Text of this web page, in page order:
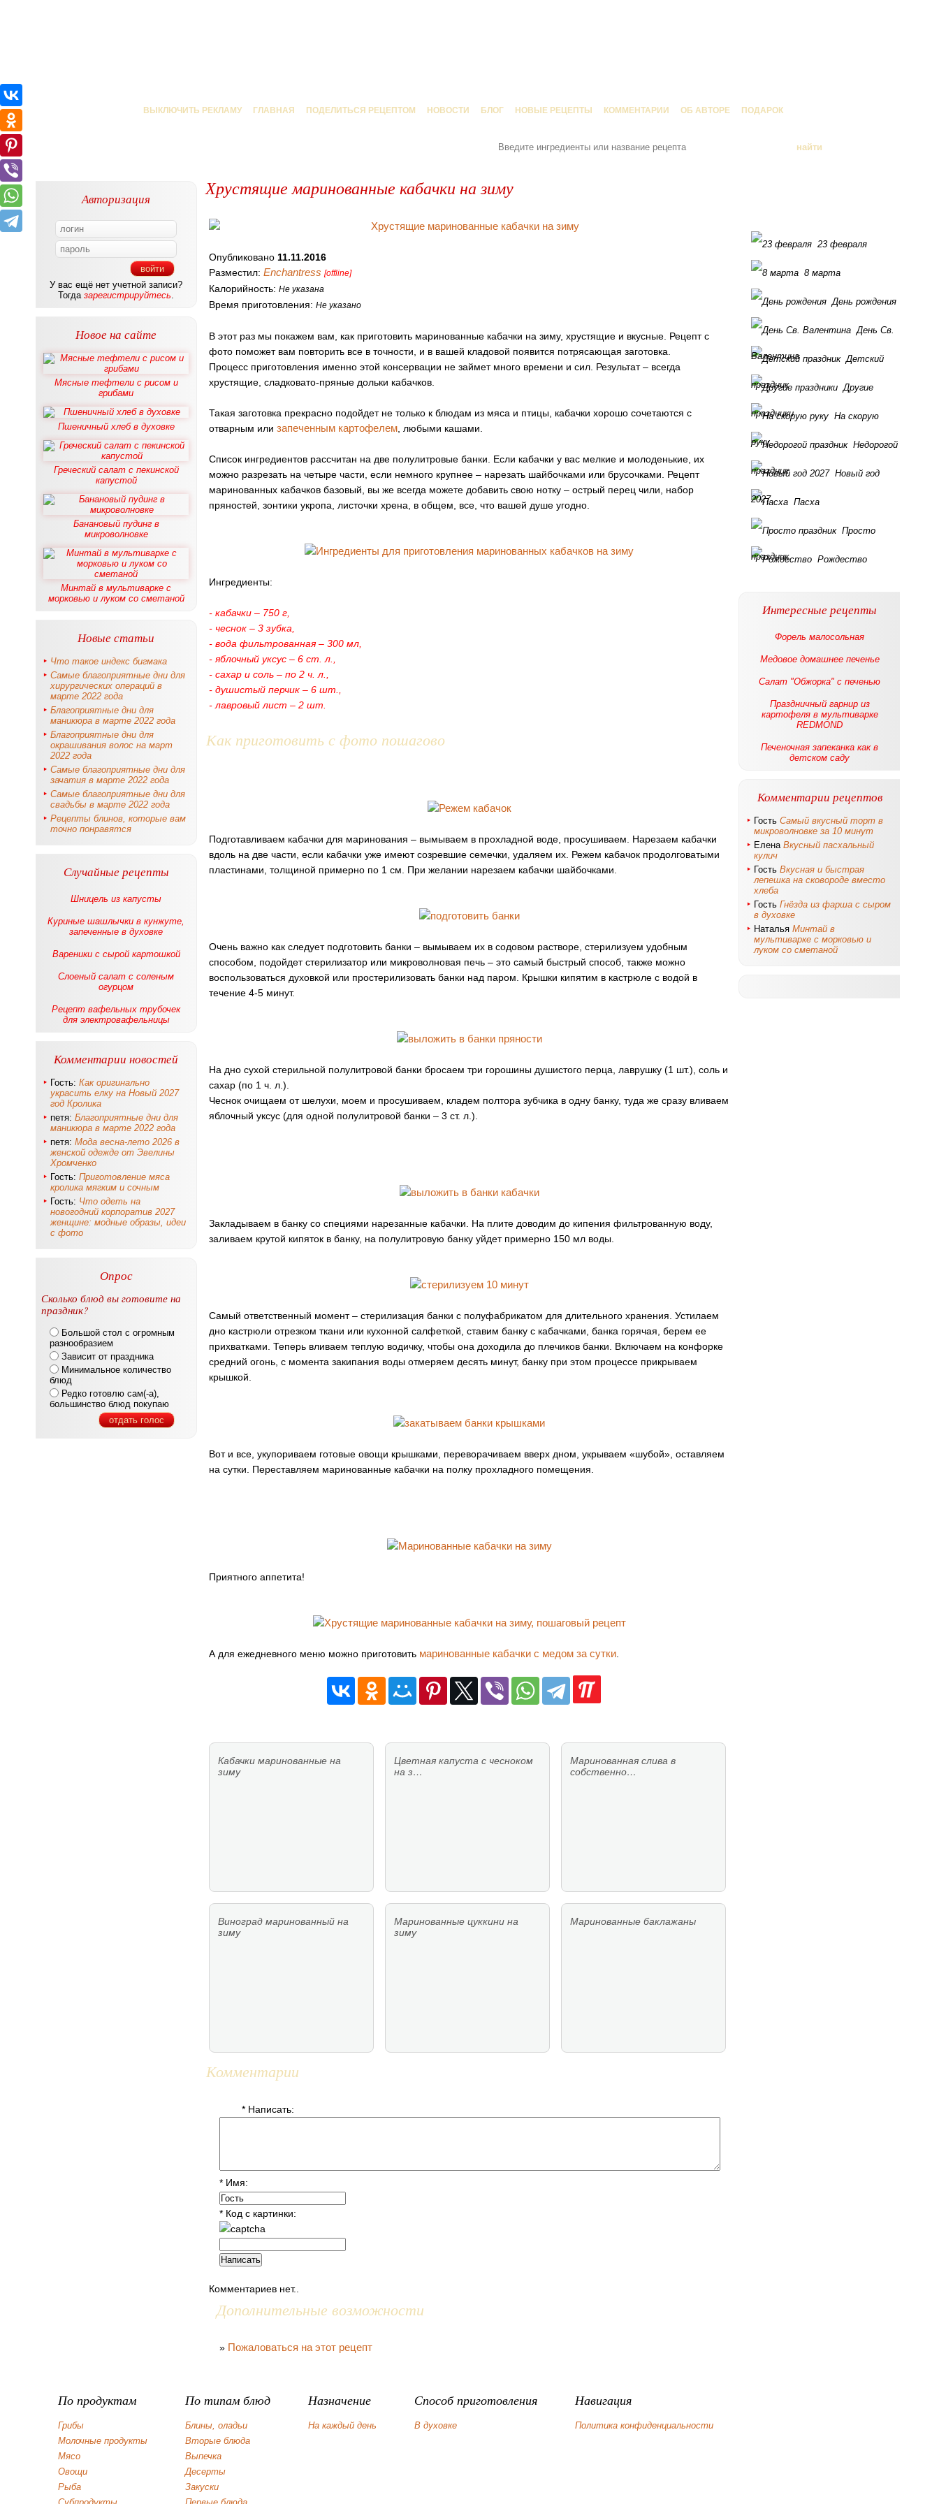
ВЫКЛЮЧИТЬ РЕКЛАМУ ГЛАВНАЯ ПОДЕЛИТЬСЯ РЕЦЕПТОМ НОВОСТИ БЛОГ НОВЫЕ РЕЦЕПТЫ КОММЕНТАРИИ ОБ АВТОРЕ ПОДАРОК
Авторизация
У вас ещё нет учетной записи?
Тогда зарегистрируйтесь.
Новое на сайте
Мясные тефтели с рисом и
грибами
Пшеничный хлеб в духовке
Греческий салат с пекинской
капустой
Банановый пудинг в
микроволновке
Минтай в мультиварке с
морковью и луком со сметаной
Новые статьи
Что такое индекс бигмака
Самые благоприятные дни для
хирургических операций в
марте 2022 года
Благоприятные дни для
маникюра в марте 2022 года
Благоприятные дни для
окрашивания волос на март
2022 года
Самые благоприятные дни для
зачатия в марте 2022 года
Самые благоприятные дни для
свадьбы в марте 2022 года
Рецепты блинов, которые вам
точно понравятся
Случайные рецепты
Шницель из капусты
Куриные шашлычки в кунжуте,
запеченные в духовке
Вареники с сырой картошкой
Слоеный салат с соленым
огурцом
Рецепт вафельных трубочек
для электровафельницы
Комментарии новостей
Гость: Как оригинально
украсить елку на Новый 2027
год Кролика
петя: Благоприятные дни для
маникюра в марте 2022 года
петя: Мода весна-лето 2026 в
женской одежде от Эвелины
Хромченко
Гость: Приготовление мяса
кролика мягким и сочным
Гость: Что одеть на
новогодний корпоратив 2027
женщине: модные образы, идеи
с фото
Опрос
Сколько блюд вы готовите на
праздник?
разнообразием
Зависит от праздника
блюд
большинство блюд покупаю
отдать голос
Хрустящие маринованные кабачки на зиму
Опубликовано 11.11.2016
Разместил: Enchantress [offline]
Калорийность: Не указана
Время приготовления: Не указано
В этот раз мы покажем вам, как приготовить маринованные кабачки на зиму, хрустящие и вкусные. Рецепт с
фото поможет вам повторить все в точности, и в вашей кладовой появится потрясающая заготовка.
Процесс приготовления именно этой консервации не займет много времени и сил. Результат – всегда
хрустящие, сладковато-пряные дольки кабачков.
Такая заготовка прекрасно подойдет не только к блюдам из мяса и птицы, кабачки хорошо сочетаются с
отварным или запеченным картофелем , любыми кашами.
Список ингредиентов рассчитан на две полулитровые банки. Если кабачки у вас мелкие и молоденькие, их
можно разрезать на четыре части, если немного крупнее – нарезать шайбочками или брусочками. Рецепт
маринованных кабачков базовый, вы же всегда можете добавить свою нотку – острый перец чили, набор
пряностей, зонтики укропа, листочки хрена, в общем, все, что вашей душе угодно.
Ингредиенты:
- кабачки – 750 г,
- чеснок – 3 зубка,
- вода фильтрованная – 300 мл,
- яблочный уксус – 6 ст. л.,
- сахар и соль – по 2 ч. л.,
- душистый перчик – 6 шт.,
- лавровый лист – 2 шт.
Как приготовить с фото пошагово
Подготавливаем кабачки для маринования – вымываем в прохладной воде, просушиваем. Нарезаем кабачки
вдоль на две части, если кабачки уже имеют созревшие семечки, удаляем их. Режем кабачок продолговатыми
пластинами, толщиной примерно по 1 см. При желании нарезаем кабачки шайбочками.
Очень важно как следует подготовить банки – вымываем их в содовом растворе, стерилизуем удобным
способом, подойдет стерилизатор или микроволновая печь – это самый быстрый способ, также можно
воспользоваться духовкой или простерилизовать банки над паром. Крышки кипятим в кастрюле с водой в
течение 4-5 минут.
На дно сухой стерильной полулитровой банки бросаем три горошины душистого перца, лаврушку (1 шт.), соль и
сахар (по 1 ч. л.).
Чеснок очищаем от шелухи, моем и просушиваем, кладем полтора зубчика в одну банку, туда же сразу вливаем
яблочный уксус (для одной полулитровой банки – 3 ст. л.).
Закладываем в банку со специями нарезанные кабачки. На плите доводим до кипения фильтрованную воду,
заливаем крутой кипяток в банку, на полулитровую банку уйдет примерно 150 мл воды.
Самый ответственный момент – стерилизация банки с полуфабрикатом для длительного хранения. Устилаем
дно кастрюли отрезком ткани или кухонной салфеткой, ставим банку с кабачками, банка горячая, берем ее
прихватками. Теперь вливаем теплую водичку, чтобы она доходила до плечиков банки. Включаем на конфорке
средний огонь, с момента закипания воды отмеряем десять минут, банку при этом процессе прикрываем
крышкой.
Вот и все, укупориваем готовые овощи крышками, переворачиваем вверх дном, укрываем «шубой», оставляем
на сутки. Переставляем маринованные кабачки на полку прохладного помещения.
Приятного аппетита!
А для ежедневного меню можно приготовить маринованные кабачки с медом за сутки
Кабачки маринованные на
зиму
Цветная капуста с чесноком
на з…
Маринованная слива в
собственно…
Виноград маринованный на
зиму
Маринованные цуккини на
зиму
Маринованные баклажаны
Комментарии
* Написать:
* Имя:
* Код с картинки:
Комментариев нет..
Дополнительные возможности
» Пожаловаться на этот рецепт
23 февраля
8 марта
День рождения
День Св.
Валентина Детский
праздник Другие
праздники На скорую
руку Недорогой
праздник Новый год
2027 Пасха
Просто
праздник Рождество
Интересные рецепты
Форель малосольная
Медовое домашнее печенье
Салат "Обжорка" с печенью
Праздничный гарнир из
картофеля в мультиварке
REDMOND
Печеночная запеканка как в
детском саду
Комментарии рецептов
Гость Самый вкусный торт в
микроволновке за 10 минут
Елена Вкусный пасхальный
кулич
Гость Вкусная и быстрая
лепешка на сковороде вместо
хлеба
Гость Гнёзда из фарша с сыром
в духовке
Наталья Минтай в
мультиварке с морковью и
луком со сметаной
По продуктам
Грибы
Молочные продукты
Мясо
Овощи
Рыба
По типам блюд
Блины, оладьи
Вторые блюда
Выпечка
Десерты
Закуски
Назначение
На каждый день
Способ приготовления
В духовке
Навигация
Политика конфиденциальности